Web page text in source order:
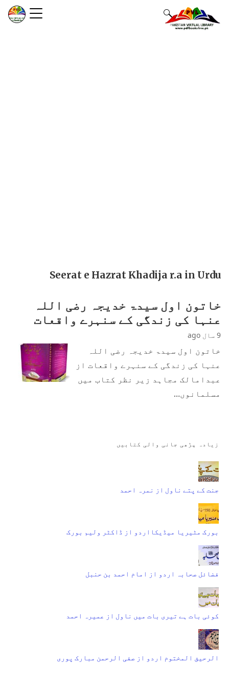
Seerat e Hazrat Khadija r.a in Urdu
خاتون اول سیدۃ خدیجہ رضی اللہ
عنہا کی زندگی کے سنہرے واقعات
9 سال ago
خاتون اول سیدۃ خدیجہ رضی اللہ
عنہا کی زندگی کے سنہرے واقعات از
عبدامالک مجاہد زیر نظر کتاب میں
مسلمانوں…
زیادہ پڑھی جانی والی کتابیں
جنت کے پتے ناول از نمرہ احمد
بورک مٹیریا میڈیکااردو از ڈاکٹر ولیم بورک
فضائل صحابہ اردو از امام احمد بن حنبل
کوئی بات ہے تیری بات میں ناول از عمیرہ احمد
الرحیق المختوم اردو از صفی الرحمن مبارک پوری